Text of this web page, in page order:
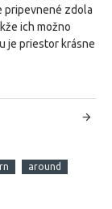
pripevnené zdola
ich možno
je priestor krásne
around